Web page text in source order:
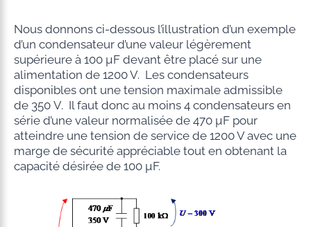
Nous donnons ci-dessous l’illustration d’un exemple
d’un condensateur d’une valeur légèrement
supérieure à 100 µF devant être placé sur une
alimentation de 1200 V. Les condensateurs
disponibles ont une tension maximale admissible
de 350 V. Il faut donc au moins 4 condensateurs en
série d’une valeur normalisée de 470 µF pour
atteindre une tension de service de 1200 V avec une
marge de sécurité appréciable tout en obtenant la
capacité désirée de 100 µF.